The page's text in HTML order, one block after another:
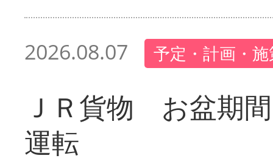
2026.08.07 予定・計画・
ＪＲ貨物 お盆期
運転